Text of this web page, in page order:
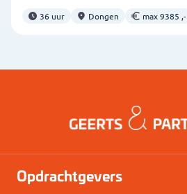
36 uur Dongen max 9385 ,-
Opdrachtgevers